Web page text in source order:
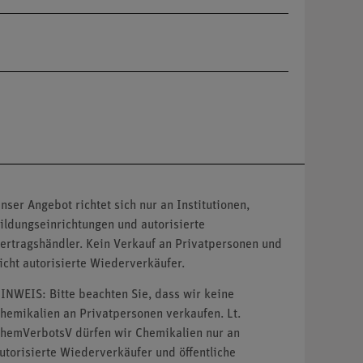
Angebot richtet sich nur an Institutionen,
und autorisierte
Kein Verkauf an Privatpersonen und
autorisierte Wiederverkäufer.
Bitte beachten Sie, dass wir keine
an Privatpersonen verkaufen. Lt.
dürfen wir Chemikalien nur an
Wiederverkäufer und öffentliche